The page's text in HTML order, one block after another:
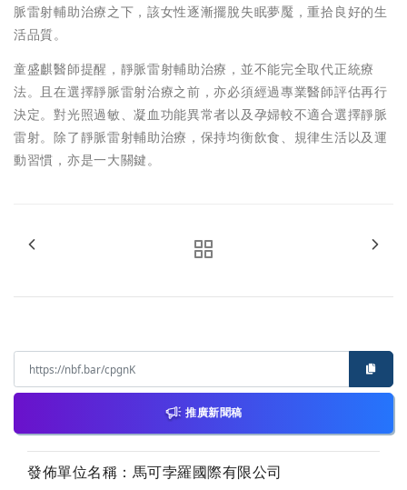
脈雷射輔助治療之下，該女性逐漸擺脫失眠夢魘，重拾良好的生
活品質。
童盛麒醫師提醒，靜脈雷射輔助治療，並不能完全取代正統療
法。且在選擇靜脈雷射治療之前，亦必須經過專業醫師評估再行
決定。對光照過敏、凝血功能異常者以及孕婦較不適合選擇靜脈
雷射。除了靜脈雷射輔助治療，保持均衡飲食、規律生活以及運
動習慣，亦是一大關鍵。
推廣新聞稿
發佈單位名稱：馬可孛羅國際有限公司